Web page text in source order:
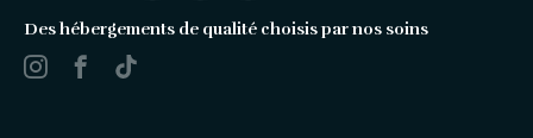
Des hébergements de qualité choisis par nos soins